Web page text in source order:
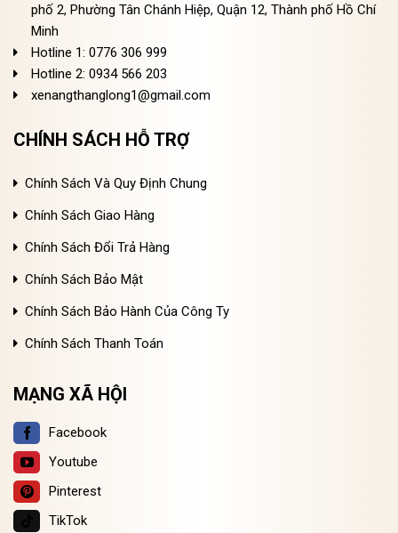
phố 2, Phường Tân Chánh Hiệp, Quận 12, Thành phố Hồ Chí
Minh
Hotline 1: 0776 306 999
Hotline 2: 0934 566 203
xenangthanglong1@gmail.com
CHÍNH SÁCH HỖ TRỢ
Chính Sách Và Quy Định Chung
Chính Sách Giao Hàng
Chính Sách Đổi Trả Hàng
Chính Sách Bảo Mật
Chính Sách Bảo Hành Của Công Ty
Chính Sách Thanh Toán
MẠNG XÃ HỘI
Facebook
Youtube
Pinterest
TikTok